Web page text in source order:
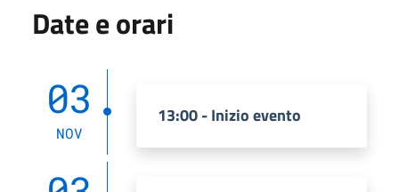
Date e orari
03
NOV
13:00 - Inizio evento